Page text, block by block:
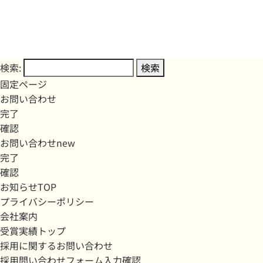
検索:
固定ページ
お問い合わせ
完了
確認
お問い合わせnew
完了
確認
お知らせTOP
プライバシーポリシー
会社案内
受賞実績トップ
採用に関するお問い合わせ
採用問い合わせフォーム入力確認